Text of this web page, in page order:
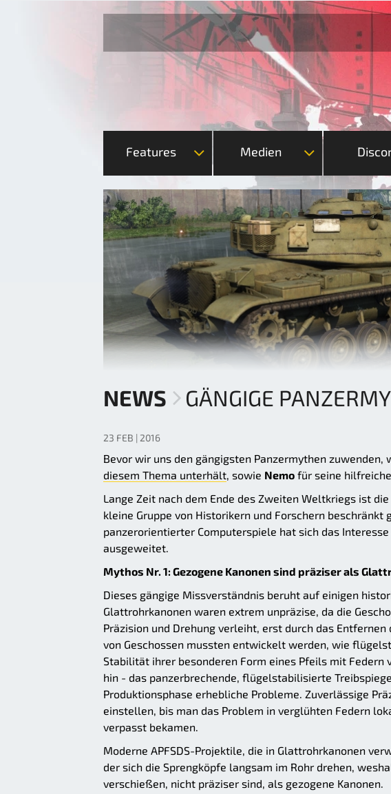
Features Medien
NEWS GÄNGIGE
23 FEB | 2016
Bevor wir uns den gängigsten Panzermythen zuwenden,
diesem Thema unterhält, sowie Nemo für seine
Lange Zeit nach dem Ende des Zweiten Weltkriegs ist
kleine Gruppe von Historikern und Forschern
panzerorientierter Computerspiele hat sich das
ausgeweitet.
Mythos Nr. 1: Gezogene Kanonen sind präziser als
Dieses gängige Missverständnis beruht auf einigen
Glattrohrkanonen waren extrem unpräzise, da die
Präzision und Drehung verleiht, erst durch das
von Geschossen mussten entwickelt werden, wie
Stabilität ihrer besonderen Form eines Pfeils mit
hin - das panzerbrechende, flügelstabilisierte
Produktionsphase erhebliche Probleme. Zuverlässige
einstellen, bis man das Problem in verglühten Federn
verpasst bekamen.
Moderne APFSDS-Projektile, die in Glattrohrkanonen
der sich die Sprengköpfe langsam im Rohr drehen,
verschießen, nicht präziser sind, als gezogene Kanonen.